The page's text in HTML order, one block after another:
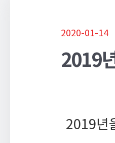
2020-01-14
2019
2019년